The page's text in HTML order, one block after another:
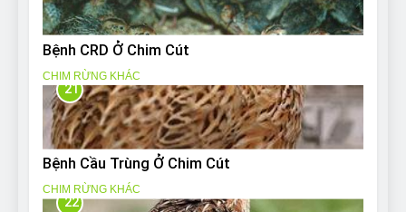
Bệnh CRD Ở Chim Cút
CHIM RỪNG KHÁC
21
Bệnh Cầu Trùng Ở Chim Cút
CHIM RỪNG KHÁC
22